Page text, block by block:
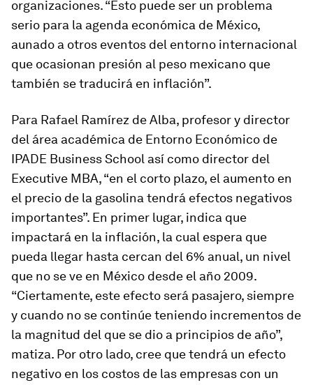
organizaciones. “Esto puede ser un problema
serio para la agenda económica de México,
aunado a otros eventos del entorno internacional
que ocasionan presión al peso mexicano que
también se traducirá en inflación”.
Para Rafael Ramírez de Alba, profesor y director
del área académica de Entorno Económico de
IPADE Business School así como director del
Executive MBA, “en el corto plazo, el aumento en
el precio de la gasolina tendrá efectos negativos
importantes”. En primer lugar, indica que
impactará en la inflación, la cual espera que
pueda llegar hasta cercan del 6% anual, un nivel
que no se ve en México desde el año 2009.
“Ciertamente, este efecto será pasajero, siempre
y cuando no se continúe teniendo incrementos de
la magnitud del que se dio a principios de año”,
matiza. Por otro lado, cree que tendrá un efecto
negativo en los costos de las empresas con un